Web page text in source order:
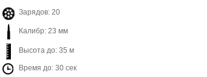
Зарядов: 20
Калибр: 23 мм
Высота до: 35 м
Время до: 30 сек